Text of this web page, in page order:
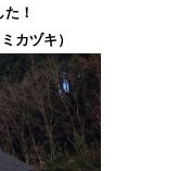
！
カヅキ）